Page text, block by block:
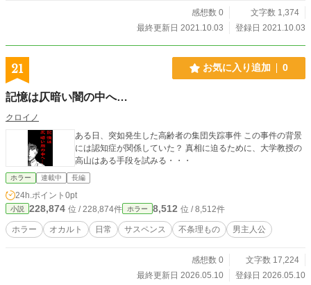
感想数 0
文字数 1,374
最終更新日 2021.10.03
登録日 2021.10.03
21 お気に入り追加 0
記憶は仄暗い闇の中へ…
クロイノ
ある日、突如発生した高齢者の集団失踪事件 この事件の背景
には認知症が関係していた？ 真相に迫るために、大学教授の
高山はある手段を試みる・・・
ホラー 連載中 長編
24h.ポイント 0pt
小説 228,874 位 / 228,874件 ホラー 8,512 位 / 8,512件
ホラー オカルト 日常 サスペンス 不条理もの 男主人公
感想数 0
文字数 17,224
最終更新日 2026.05.10
登録日 2026.05.10